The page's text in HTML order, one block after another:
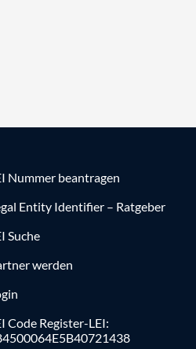
Nummer beantragen
Entity Identifier – Ratgeber
Suche
werden
Code Register-LEI: